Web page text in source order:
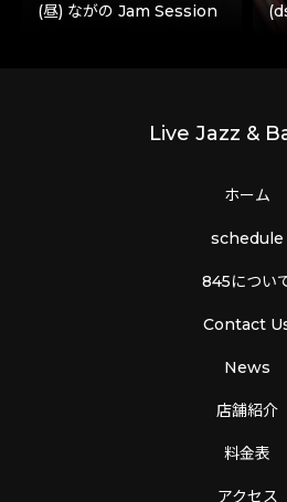
(昼) ながの Jam Session
Live Jazz &
ホーム
schedule
845につい
Contact
News
店舗紹介
料金表
アクセス